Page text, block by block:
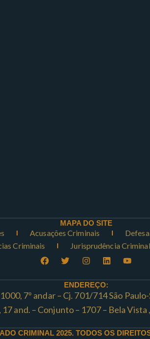
MAPA DO SITE
Acusações Criminais
Criminais Jurisprudência Criminal
ENDEREÇO:
7º andar – Cj. 701/714 São
and. – Conjunto – 1707 – Bela Vista
CRIMINAL 2025. TODOS OS